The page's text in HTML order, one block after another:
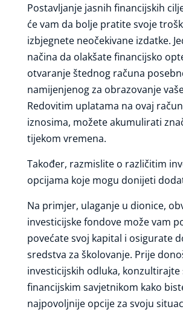
Postavljanje jasnih financijskih
će vam da bolje pratite svoje
izbjegnete neočekivane izdatke.
načina da olakšate financijsko
otvaranje štednog računa
namijenjenog za obrazovanje
Redovitim uplatama na ovaj
iznosima, možete akumulirati
tijekom vremena.
Također, razmislite o različitim
opcijama koje mogu donijeti
Na primjer, ulaganje u dionice,
investicijske fondove može vam
povećate svoj kapital i osigurate
sredstva za školovanje. Prije
investicijskih odluka, konzultirajte
financijskim savjetnikom kako
najpovoljnije opcije za svoju